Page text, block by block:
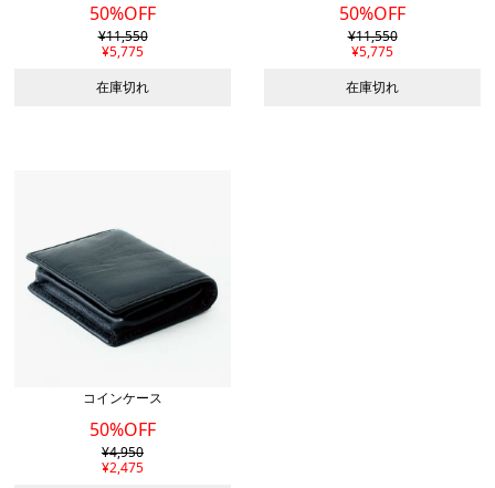
50%OFF
¥11,550
¥5,775
在庫切れ
50%OFF
¥11,550
¥5,775
在庫切れ
コインケース
50%OFF
¥4,950
¥2,475